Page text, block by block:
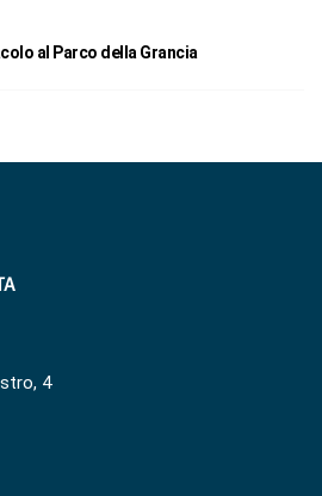
al Parco della Grancia
4